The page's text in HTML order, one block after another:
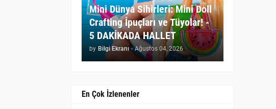
Mini Dünya Sihirleri: Mini Doll
Crafting İpuçları ve Tüyolar! -
5 DAKİKADA HALLET
by Bilgi Ekranı - Ağustos 04, 2026
En Çok İzlenenler